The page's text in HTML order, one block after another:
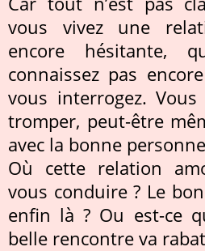
vous vivez une
encore hésitante,
connaissez pas
vous interrogez.
tromper, peut-être
avec la bonne
Où cette relation
vous conduire ? Le
enfin là ? Ou est-ce
belle rencontre va